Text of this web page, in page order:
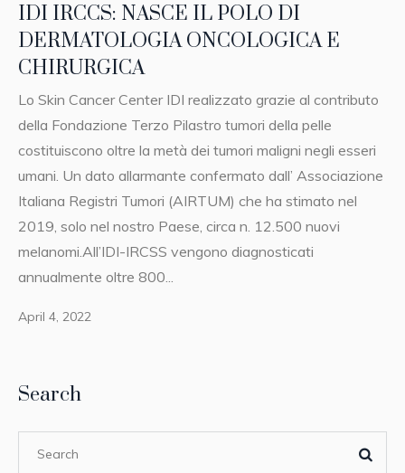
IDI IRCCS: NASCE IL POLO DI
DERMATOLOGIA ONCOLOGICA E
CHIRURGICA
Lo Skin Cancer Center IDI realizzato grazie al contributo
della Fondazione Terzo Pilastro tumori della pelle
costituiscono oltre la metà dei tumori maligni negli esseri
umani. Un dato allarmante confermato dall’ Associazione
Italiana Registri Tumori (AIRTUM) che ha stimato nel
2019, solo nel nostro Paese, circa n. 12.500 nuovi
melanomi.All’IDI-IRCSS vengono diagnosticati
annualmente oltre 800...
April 4, 2022
Search